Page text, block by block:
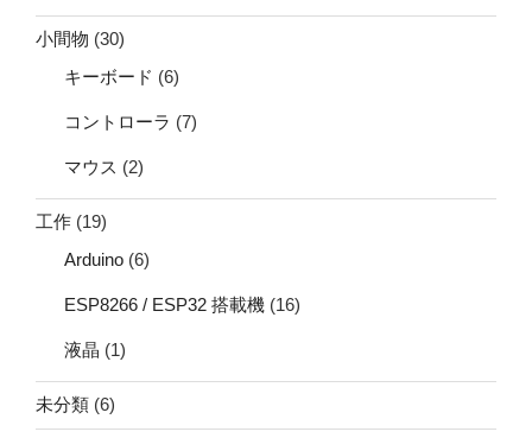
小間物 (30)
キーボード (6)
コントローラ (7)
マウス (2)
工作 (19)
Arduino (6)
ESP8266 / ESP32 搭載機 (16)
液晶 (1)
未分類 (6)